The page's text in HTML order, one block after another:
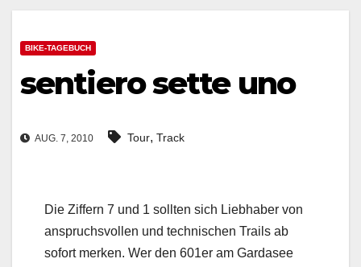
BIKE-TAGEBUCH
sentiero sette uno
AUG. 7, 2010 Tour, Track
Die Ziffern 7 und 1 sollten sich Liebhaber von
anspruchsvollen und technischen Trails ab
sofort merken. Wer den 601er am Gardasee